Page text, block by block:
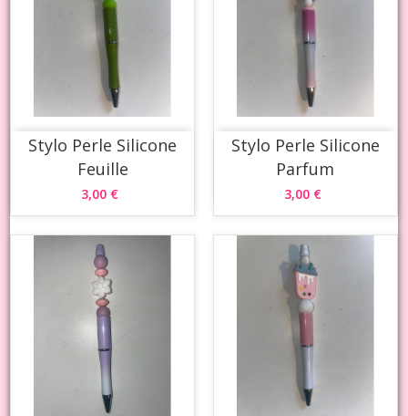
Stylo Perle Silicone
Feuille
3,00 €
Stylo Perle Silicone
Parfum
3,00 €